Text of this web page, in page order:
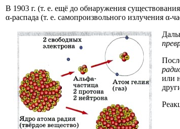
В 1903 г. (т. е. ещё до обнаружения
α-распада (т. е. самопроизвольного излучения
или